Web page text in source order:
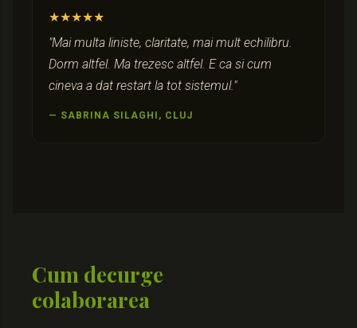
★★★★★
"Mai multa liniste, claritate, mai mult echilibru.
Dorm altfel. Ma trezesc altfel. E ca si cum
cineva a dat restart la tot sistemul."
— SABRINA SILAGHI, CLUJ
Cum decurge
colaborarea